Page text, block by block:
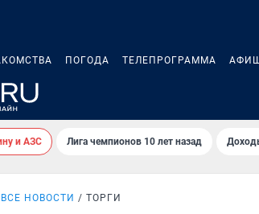
ПОГОДА ТЕЛЕПРОГРАММА
и АЗС Лига чемпионов 10 лет назад
ВСЕ НОВОСТИ ТОРГИ